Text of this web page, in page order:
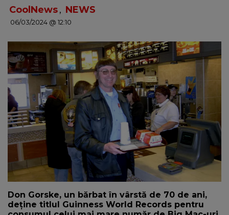
NEWS
CONTUL MEU
CoolNews, NEWS
06/03/2024 @ 12:10
Don Gorske, un bărbat în vârstă de 70 de ani,
deține titlul Guinness World Records pentru